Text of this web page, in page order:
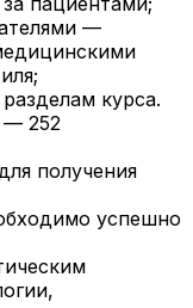
—
курса.
— 252
получения
успешно